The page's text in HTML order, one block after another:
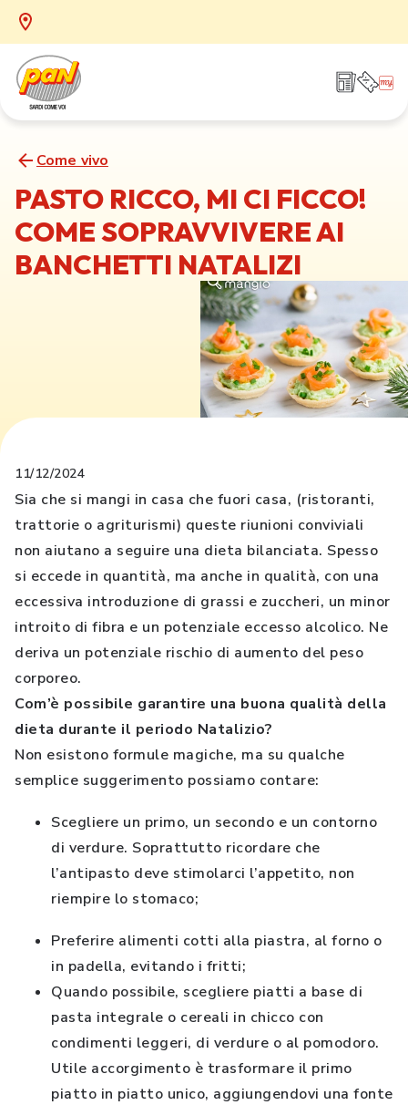
Come vivo
PASTO RICCO, MI CI FICCO!
COME SOPRAVVIVERE AI
BANCHETTI NATALIZI
11/12/2024
Sia che si mangi in casa che fuori casa, (ristoranti,
trattorie o agriturismi) queste riunioni conviviali
non aiutano a seguire una dieta bilanciata. Spesso
si eccede in quantità, ma anche in qualità, con una
eccessiva introduzione di grassi e zuccheri, un minor
introito di fibra e un potenziale eccesso alcolico. Ne
deriva un potenziale rischio di aumento del peso
corporeo.
Com’è possibile garantire una buona qualità della
dieta durante il periodo Natalizio?
Non esistono formule magiche, ma su qualche
semplice suggerimento possiamo contare:
Scegliere un primo, un secondo e un contorno
di verdure. Soprattutto ricordare che
l’antipasto deve stimolarci l’appetito, non
riempire lo stomaco;
Preferire alimenti cotti alla piastra, al forno o
in padella, evitando i fritti;
Quando possibile, scegliere piatti a base di
pasta integrale o cereali in chicco con
condimenti leggeri, di verdure o al pomodoro.
Utile accorgimento è trasformare il primo
piatto in piatto unico, aggiungendovi una fonte